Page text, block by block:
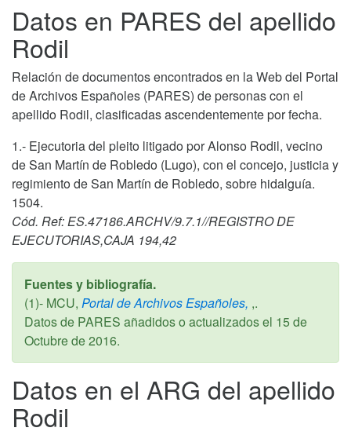
Datos en PARES del apellido
Rodil
Relación de documentos encontrados en la Web del Portal
de Archivos Españoles (PARES) de personas con el
apellido Rodil, clasificadas ascendentemente por fecha.
1.- Ejecutoria del pleito litigado por Alonso Rodil, vecino
de San Martín de Robledo (Lugo), con el concejo, justicia y
regimiento de San Martín de Robledo, sobre hidalguía.
1504.
Cód. Ref: ES.47186.ARCHV/9.7.1//REGISTRO DE
EJECUTORIAS,CAJA 194,42
Fuentes y bibliografía.
(1)- MCU, Portal de Archivos Españoles, ,.
Datos de PARES añadidos o actualizados el 15 de
Octubre de 2016.
Datos en el ARG del apellido
Rodil